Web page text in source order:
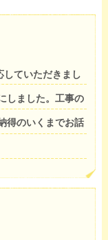
していただきまし
しました。工事の
得のいくまでお話